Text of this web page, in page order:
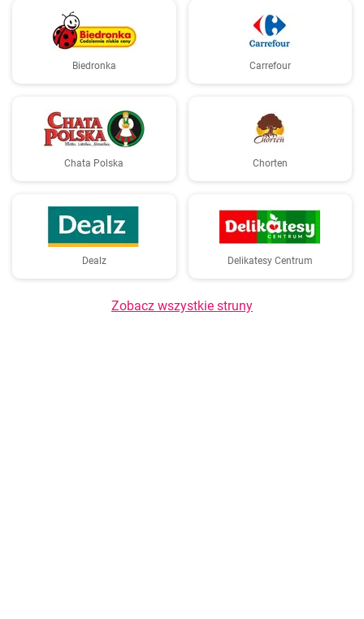
Biedronka Carrefour
Chata Polska Chorten
Dealz Delikatesy Centrum
Zobacz wszystkie struny